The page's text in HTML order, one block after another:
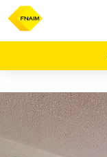
ACHAT
APPARTEMENT
AUVERGNE-
RHÔNE-
ALPES